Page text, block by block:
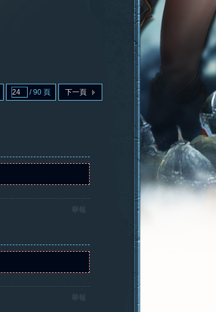
/ 90 頁 下一頁
舉報
舉報